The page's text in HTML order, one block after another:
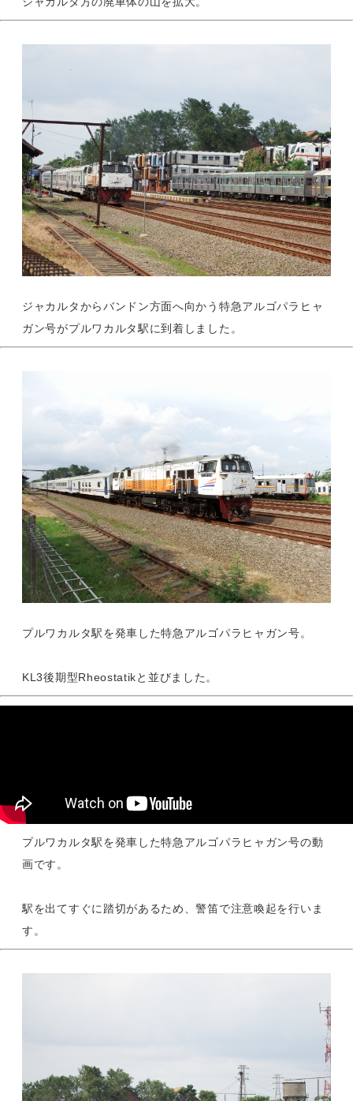
ジャカルタからバンドン方面へ向かう特急アルゴパラヒャ
ガン号がプルワカルタ駅に到着しました。
プルワカルタ駅を発車した特急アルゴパラヒャガン号。
KL3後期型Rheostatikと並びました。
プルワカルタ駅を発車した特急アルゴパラヒャガン号の動
画です。
駅を出てすぐに踏切があるため、警笛で注意喚起を行いま
す。